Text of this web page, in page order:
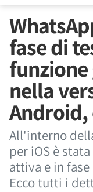
fase di
nella
Android,
All'interno
per iOS è
attiva e in
Ecco tutti i